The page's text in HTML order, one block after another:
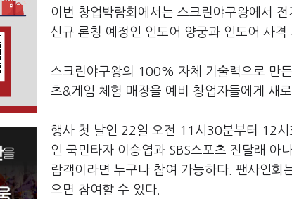
이번 창업박람회에서는 스크린야구왕에서
신규 론칭 예정인 인도어 양궁과 인도어 사격
스크린야구왕의 100% 자체 기술력으로 만
츠&게임 체험 매장을 예비 창업자들에게 새
행사 첫 날인 22일 오전 11시30분부터 12시
인 국민타자 이승엽과 SBS스포츠 진달래 아
람객이라면 누구나 참여 가능하다. 팬사인
으면 참여할 수 있다.